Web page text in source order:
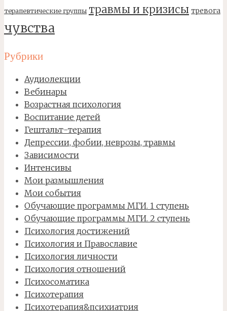
терапевтические группы травмы и кризисы тревога
чувства
Рубрики
Аудиолекции
Вебинары
Возрастная психология
Воспитание детей
Гештальт-терапия
Депрессии, фобии, неврозы, травмы
Зависимости
Интенсивы
Мои размышления
Мои события
Обучающие программы МГИ. 1 ступень
Обучающие программы МГИ. 2 ступень
Психология достижений
Психология и Православие
Психология личности
Психология отношений
Психосоматика
Психотерапия
Психотерапия&психиатрия